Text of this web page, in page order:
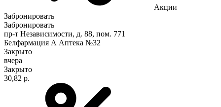
Акции
Забронировать
Забронировать
пр-т Независимости, д. 88, пом. 771
Белфармация А Аптека №32
Закрыто
вчера
Закрыто
30,82 р.